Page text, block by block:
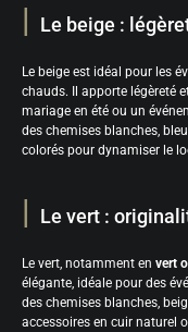
Le beige :
Le beige est idéal pour les
chauds. Il apporte légèreté
mariage en été ou un
des chemises blanches,
colorés pour dynamiser le
Le vert :
Le vert, notamment en vert
élégante, idéale pour des
des chemises blanches,
accessoires en cuir naturel